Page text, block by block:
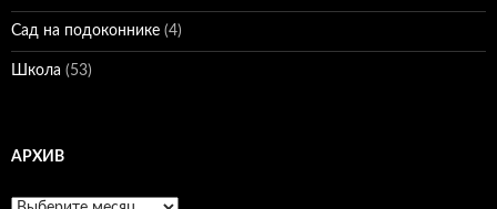
Сад на подоконнике (4)
Школа (53)
АРХИВ
Архив